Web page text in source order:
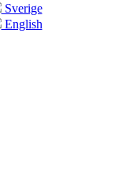
Sverige
English